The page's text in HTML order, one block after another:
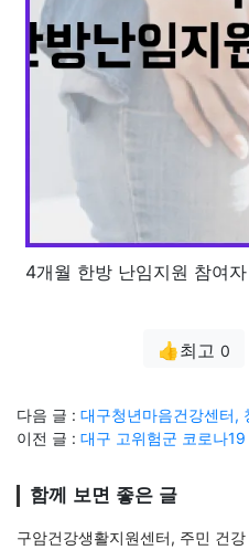
4개월 한방 난임지원 참여
👍최고 0
다음 글 : 대구청년마음건강센터,
이전 글 : 대구 고위험군 코로나
함께 보면 좋은 글
구암건강생활지원센터, 주민 건